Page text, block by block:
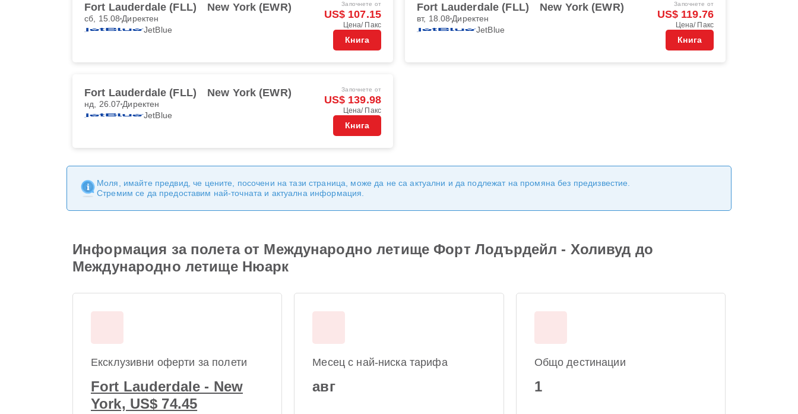
Fort Lauderdale (FLL) New York (EWR)
сб, 15.08 Директен
JetBlue
Започнете от
US$ 107.15
Цена/ Пакс
Книга
Fort Lauderdale (FLL) New York (EWR)
вт, 18.08 Директен
JetBlue
Започнете от
US$ 119.76
Цена/ Пакс
Книга
Fort Lauderdale (FLL) New York (EWR)
нд, 26.07 Директен
JetBlue
Започнете от
US$ 139.98
Цена/ Пакс
Книга
Моля, имайте предвид, че цените, посочени на тази страница, може да не са актуални и да подлежат на промяна без предизвестие.
Стремим се да предоставим най-точната и актуална информация.
Информация за полета от Международно летище Форт Лодърдейл - Холивуд до
Международно летище Нюарк
Ексклузивни оферти за полети
Fort Lauderdale - New
York, US$ 74.45
Месец с най-ниска тарифа
авг
Общо дестинации
1